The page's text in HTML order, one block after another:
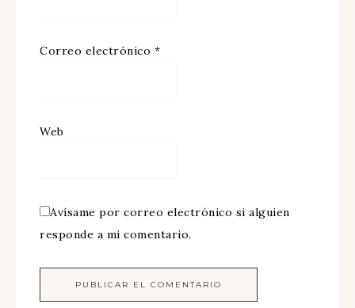
Correo electrónico *
Web
Avísame por correo electrónico si alguien
responde a mi comentario.